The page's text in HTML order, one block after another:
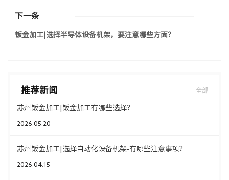
下一条
钣金加工|选择半导体设备机架，要注意哪些方面？
推荐新闻 全部
苏州钣金加工|钣金加工有哪些选择？
2026.05.20
苏州钣金加工|选择自动化设备机架-有哪些注意事项？
2026.04.15